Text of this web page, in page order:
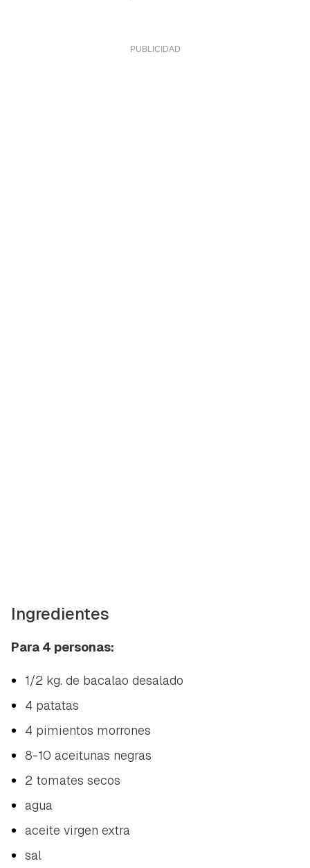
Ingredientes
Para 4 personas:
1/2 kg. de bacalao desalado
4 patatas
4 pimientos morrones
8-10 aceitunas negras
2 tomates secos
agua
aceite virgen extra
sal